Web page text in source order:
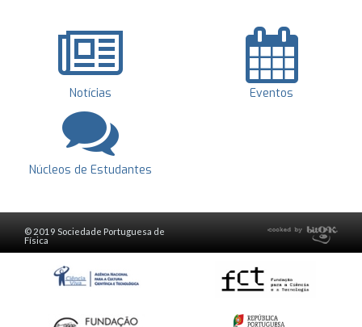
Notícias Eventos
Núcleos de Estudantes
© 2019 Sociedade Portuguesa de
Física